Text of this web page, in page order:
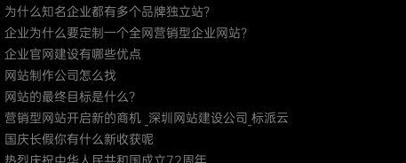
为什么知名企业都有多个品牌独立站？
企业为什么要定制一个全网营销型企业网站？
企业官网建设有哪些优点
网站制作公司怎么找
网站的最终目标是什么？
营销型网站开启新的商机 _深圳网站建设公司_标派云
国庆长假你有什么新收获呢